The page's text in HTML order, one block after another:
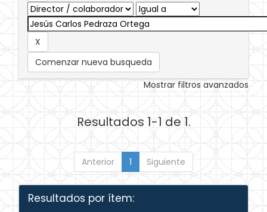
Comenzar nueva busqueda
Mostrar filtros avanzados
Resultados 1-1 de 1.
Anterior 1 Siguiente
Resultados por ítem: